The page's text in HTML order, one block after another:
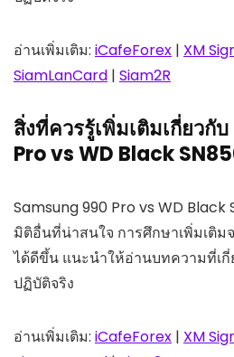
อ่านเพิ่มเติม: iCafeForex | XM
SiamLanCard | Siam2R
สิ่งที่ควรรู้เพิ่มเติมเกี่ยวกั
Pro vs WD Black
Samsung 990 Pro vs WD Black
มิติอื่นที่น่าสนใจ การศึกษาเพิ่มเติม
ได้ดีขึ้น แนะนำให้อ่านบทความที่เกี่
ปฏิบัติจริง
อ่านเพิ่มเติม: iCafeForex | XM